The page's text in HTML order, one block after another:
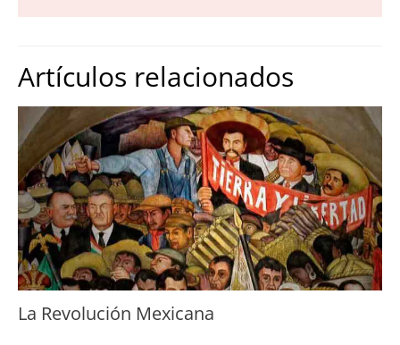
Artículos relacionados
La Revolución Mexicana